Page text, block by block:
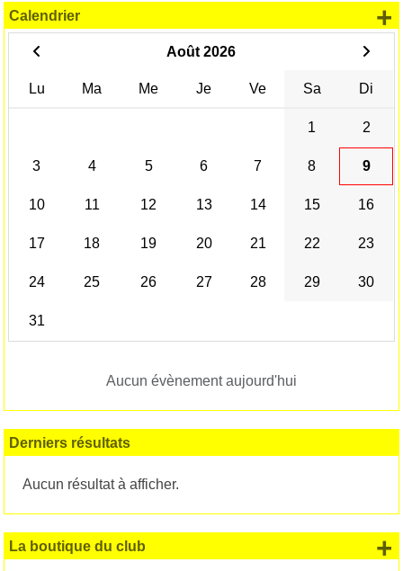
Calendrier
Août 2026
Lu Ma Me Je Ve Sa Di
1 2
3 4 5 6 7 8 9
10 11 12 13 14 15 16
17 18 19 20 21 22 23
24 25 26 27 28 29 30
31
Aucun évènement aujourd'hui
+
Derniers résultats
Aucun résultat à afficher.
La boutique du club +